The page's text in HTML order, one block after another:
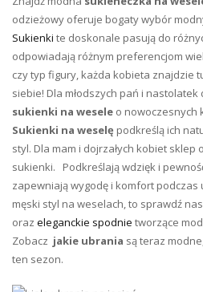
odzieżowy oferuje bogaty wybór
Sukienki te doskonale pasują do
odpowiadają różnym preferencjom
czy typ figury, każda kobieta znajdzie
siebie! Dla młodszych pań i
sukienki na wesele o nowoczesnych
Sukienki na weselę podkreślą ich
styl. Dla mam i dojrzałych kobiet
sukienki.
Podkreślają wdzięk i
zapewniają wygodę i komfort podczas
męski styl na weselach, to sprawdź
oraz eleganckie spodnie tworzące
Zobacz jakie ubrania są teraz
ten sezon.